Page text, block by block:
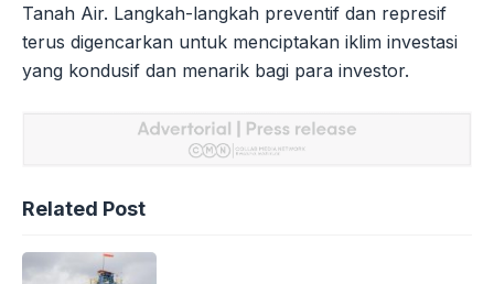
Tanah Air. Langkah-langkah preventif dan represif
terus digencarkan untuk menciptakan iklim investasi
yang kondusif dan menarik bagi para investor.
Related Post